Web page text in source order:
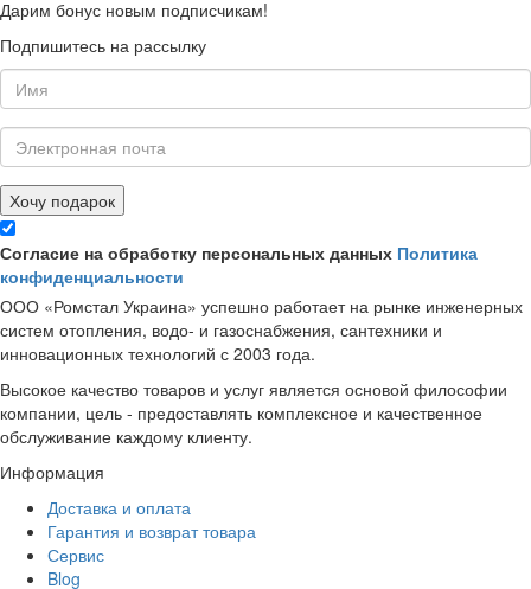
Дарим бонус новым подписчикам!
Подпишитесь на рассылку
Хочу подарок
Согласие на обработку персональных данных Политика
конфиденциальности
ООО «Ромстал Украина» успешно работает на рынке инженерных
систем отопления, водо- и газоснабжения, сантехники и
инновационных технологий с 2003 года.
Высокое качество товаров и услуг является основой философии
компании, цель - предоставлять комплексное и качественное
обслуживание каждому клиенту.
Информация
Доставка и оплата
Гарантия и возврат товара
Сервис
Blog